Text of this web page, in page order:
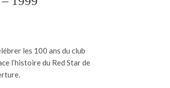
les 100 ans du club
l’histoire du Red Star de